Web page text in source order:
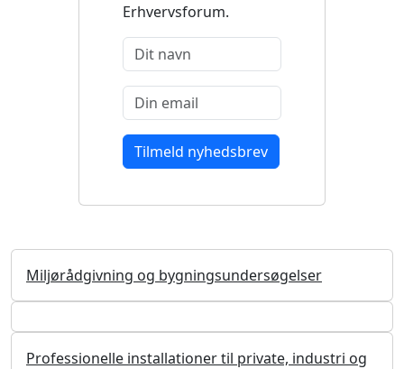
Erhvervsforum.
Miljørådgivning og bygningsundersøgelser
Professionelle installationer til private, industri og